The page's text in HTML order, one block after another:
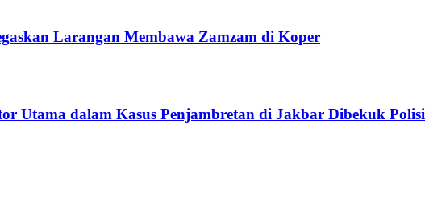
Larangan Membawa Zamzam di Koper
Utama dalam Kasus Penjambretan di Jakbar Dibekuk Polisi